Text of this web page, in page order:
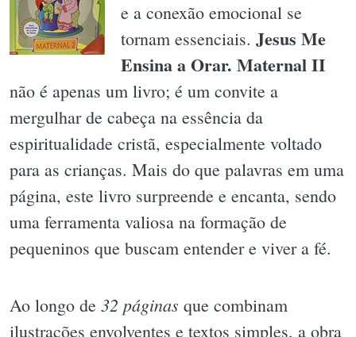
e a conexão emocional se
tornam essenciais. Jesus Me
Ensina a Orar. Maternal II
não é apenas um livro; é um convite a
mergulhar de cabeça na essência da
espiritualidade cristã, especialmente voltado
para as crianças. Mais do que palavras em uma
página, este livro surpreende e encanta, sendo
uma ferramenta valiosa na formação de
pequeninos que buscam entender e viver a fé.
Ao longo de 32 páginas que combinam
ilustrações envolventes e textos simples, a obra